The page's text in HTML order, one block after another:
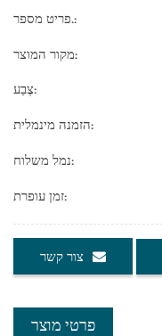
פריט מספר.:
מקור המוצר:
צֶבַע:
הזמנה מינמלית:
נמל משלוח:
זמן עופרת:
צור קשר
פרטי מוצר